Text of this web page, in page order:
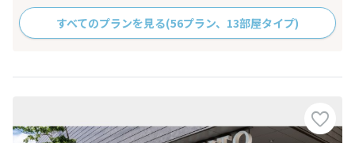
すべてのプランを見る(56プラン、13部屋タイプ)